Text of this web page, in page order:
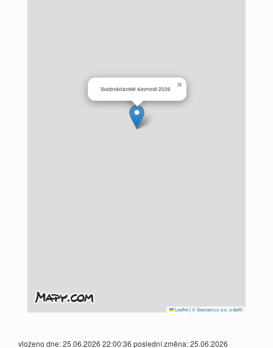
Svatováclavské slavnosti 2026 ×
Leaflet|© Seznam.cz a.s. a další
vloženo dne: 25.06.2026 22:00:36 poslední změna: 25.06.2026